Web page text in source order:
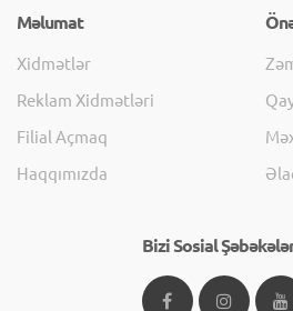
Məlumat
Xidmətlər
Reklam Xidmətləri
Filial Açmaq
Haqqımızda
Bizi Sosial